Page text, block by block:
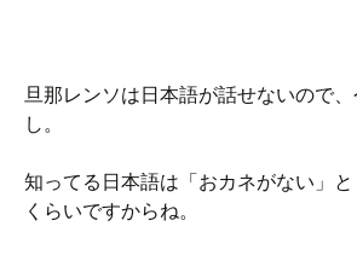
旦那レンソは日本語が話せないので
し。
知ってる日本語は「おカネがない」と
くらいですからね。